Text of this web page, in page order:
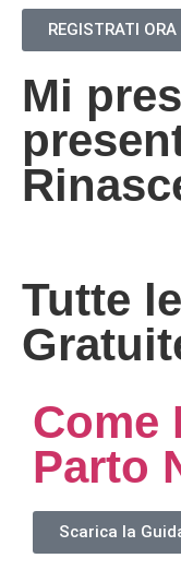
REGISTRATI
Mi
Tutte
Come
Parto
Scarica la